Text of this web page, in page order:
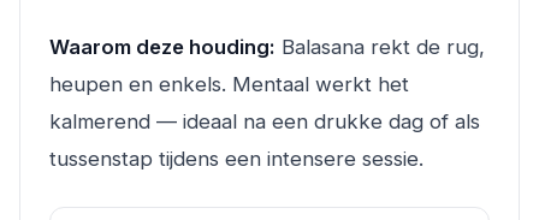
Waarom deze houding: Balasana rekt de rug,
heupen en enkels. Mentaal werkt het
kalmerend — ideaal na een drukke dag of als
tussenstap tijdens een intensere sessie.